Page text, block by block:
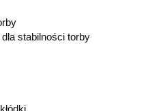
stabilności torby